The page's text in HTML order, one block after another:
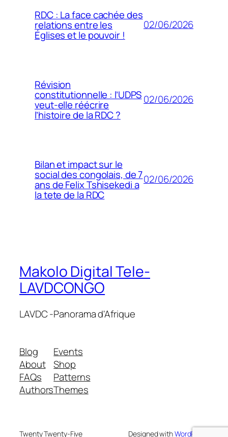
RDC : La face cachée des
relations entre les
Églises et le pouvoir !
02/06/2026
Révision
constitutionnelle : l’UDPS
veut-elle réécrire
l’histoire de la RDC ?
02/06/2026
Bilan et impact sur le
social des congolais, de 7
ans de Felix Tshisekedi a
la tete de la RDC
02/06/2026
Makolo Digital Tele-
LAVDCONGO
LAVDC -Panorama d'Afrique
Blog
About
FAQs
Authors
Events
Shop
Patterns
Themes
Twenty Twenty-Five Designed withWordPress